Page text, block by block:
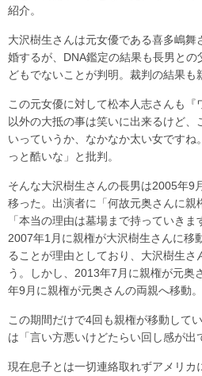
紹介。
大沢樹生さんは元女優である喜多嶋
婚するが、DNA鑑定の結果も長男と
どもでないことが判明。裁判の結果も
この元女優に対して松本人志さんも
以外の大抵の事は笑いに出来るけど
いっていうか、なかなか太い女ですね
っと酷いな」と批判。
そんな大沢樹生さんの長男は2005年9
移った。出演者に「何故元奥さんに親
「本当の理由は墓場まで持っていきま
2007年1月に親権が大沢樹生さんに移
ることが理由としており、大沢樹生
う。しかし、2013年7月に親権が元奥
年9月に親権が元奥さんの両親へ移動。
この期間だけで4回も親権が移動して
は「言い方悪いけどたらい回し感が出
現在息子とは一切連絡取れずアメリカ